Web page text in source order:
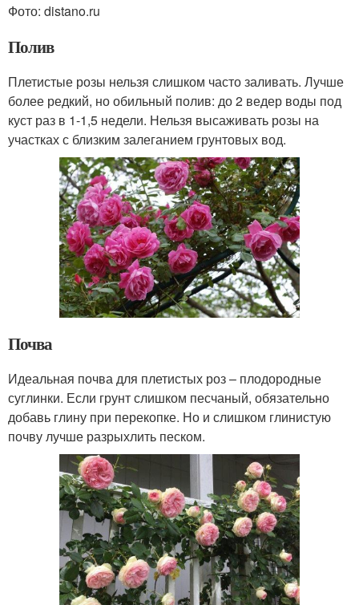
Фото: distano.ru
Полив
Плетистые розы нельзя слишком часто заливать. Лучше
более редкий, но обильный полив: до 2 ведер воды под
куст раз в 1-1,5 недели. Нельзя высаживать розы на
участках с близким залеганием грунтовых вод.
Почва
Идеальная почва для плетистых роз – плодородные
суглинки. Если грунт слишком песчаный, обязательно
добавь глину при перекопке. Но и слишком глинистую
почву лучше разрыхлить песком.